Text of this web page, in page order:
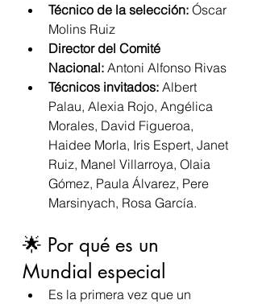
Técnico de la selección: Óscar
Molins Ruiz
Director del Comité
Nacional: Antoni Alfonso Rivas
Técnicos invitados: Albert
Palau, Alexia Rojo, Angélica
Morales, David Figueroa,
Haidee Morla, Iris Espert, Janet
Ruiz, Manel Villarroya, Olaia
Gómez, Paula Álvarez, Pere
Marsinyach, Rosa García.
🌟 Por qué es un
Mundial especial
Es la primera vez que un